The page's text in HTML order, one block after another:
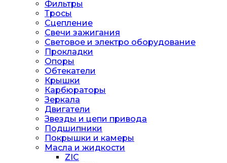
Фильтры
Тросы
Сцепление
Свечи зажигания
Световое и электро оборудование
Прокладки
Опоры
Обтекатели
Крышки
Карбюраторы
Зеркала
Двигатели
Звезды и цепи привода
Подшипники
Покрышки и камеры
Масла и жидкости
ZIC